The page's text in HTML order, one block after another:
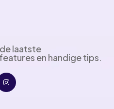
laatste
en handige tips.